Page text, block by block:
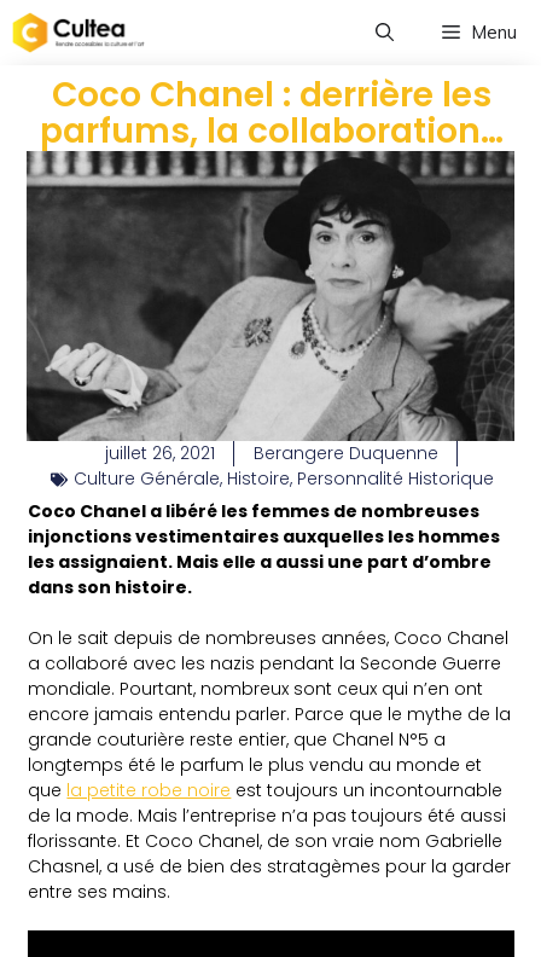
Menu
Coco Chanel : derrière les
parfums, la collaboration…
juillet 26, 2021
Berangere Duquenne
Culture Générale, Histoire, Personnalité Historique
Coco Chanel a libéré les femmes de nombreuses
injonctions vestimentaires auxquelles les hommes
les assignaient. Mais elle a aussi une part d’ombre
dans son histoire.
On le sait depuis de nombreuses années, Coco Chanel
a collaboré avec les nazis pendant la Seconde Guerre
mondiale. Pourtant, nombreux sont ceux qui n’en ont
encore jamais entendu parler. Parce que le mythe de la
grande couturière reste entier, que Chanel N°5 a
longtemps été le parfum le plus vendu au monde et
que la petite robe noire est toujours un incontournable
de la mode. Mais l’entreprise n’a pas toujours été aussi
florissante. Et Coco Chanel, de son vraie nom Gabrielle
Chasnel, a usé de bien des stratagèmes pour la garder
entre ses mains.